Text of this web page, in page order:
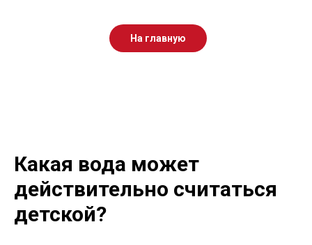
На главную
Какая вода может
действительно считаться
детской?